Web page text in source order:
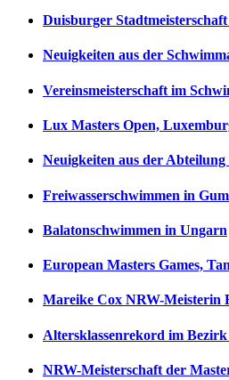
Duisburger
Neuigkeiten aus der
Vereinsmeisterschaft im
Lux Masters Open,
Neuigkeiten aus der Abteilung
Freiwasserschwimmen in
Balatonschwimmen in Ungarn
European Masters Games,
Mareike Cox NRW-Meisterin
Altersklassenrekord im
NRW-Meisterschaft der